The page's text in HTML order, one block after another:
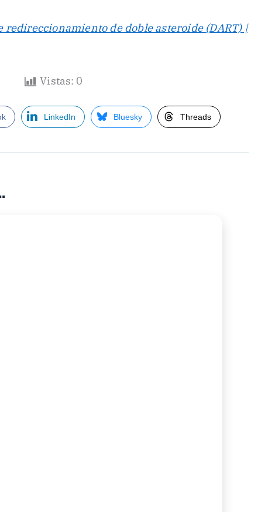
redireccionamiento de doble asteroide (DART) |
Vistas: 0
LinkedIn Bluesky Threads